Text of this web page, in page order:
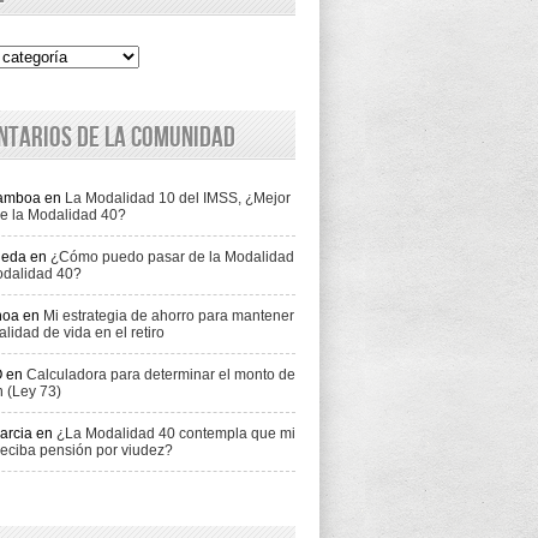
de la comunidad
en La Modalidad 10 del IMSS, ¿Mejor
la Modalidad 40?
en ¿Cómo puedo pasar de la Modalidad
40?
en Mi estrategia de ahorro para mantener
de vida en el retiro
en Calculadora para determinar el monto de
(Ley 73)
en ¿La Modalidad 40 contempla que mi
pensión por viudez?